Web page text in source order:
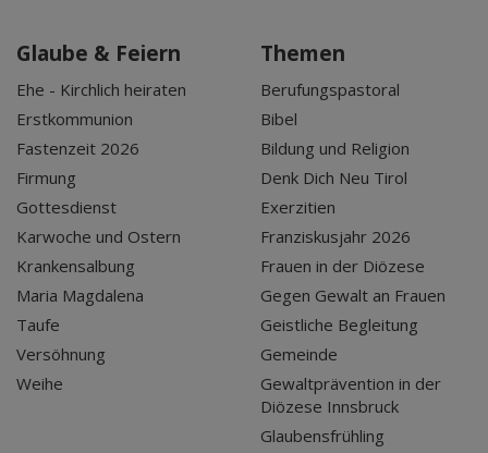
Glaube & Feiern
Ehe - Kirchlich heiraten
Erstkommunion
Fastenzeit 2026
Firmung
Gottesdienst
Karwoche und Ostern
Krankensalbung
Maria Magdalena
Taufe
Versöhnung
Weihe
Themen
Berufungspastoral
Bibel
Bildung und Religion
Denk Dich Neu Tirol
Exerzitien
Franziskusjahr 2026
Frauen in der Diözese
Gegen Gewalt an Frauen
Geistliche Begleitung
Gemeinde
Gewaltprävention in der
Diözese Innsbruck
Glaubensfrühling